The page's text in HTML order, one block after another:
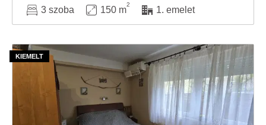
3 szoba 150 m
2
1. emelet